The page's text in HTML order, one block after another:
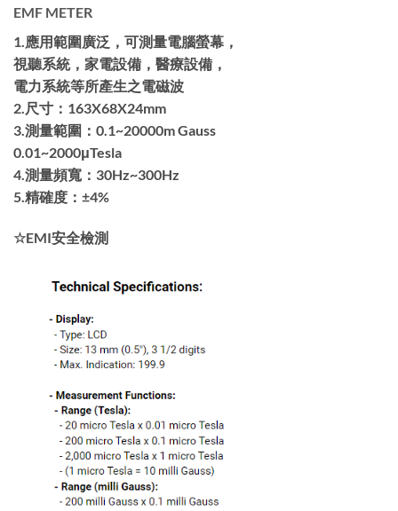
EMF METER
1.應用範圍廣泛，可測量電腦螢幕，
視聽系統，家電設備，醫療設備，
電力系統等所產生之電磁波
2.尺寸：163X68X24mm
3.測量範圍：0.1~20000m Gauss
0.01~2000μTesla
4.測量頻寬：30Hz~300Hz
5.精確度：±4%
☆EMI安全檢測